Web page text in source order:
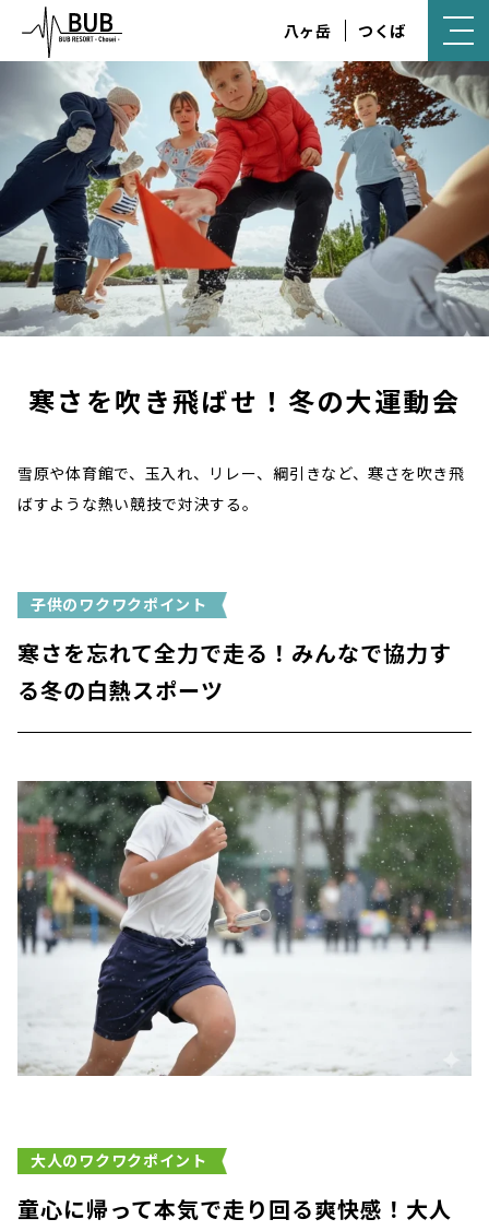
八ヶ岳 つくば
寒さを吹き飛ばせ！冬の大運動会
雪原や体育館で、玉入れ、リレー、綱引きなど、寒さを吹き飛
ばすような熱い競技で対決する。
子供のワクワクポイント
寒さを忘れて全力で走る！みんなで協力す
る冬の白熱スポーツ
大人のワクワクポイント
童心に帰って本気で走り回る爽快感！大人